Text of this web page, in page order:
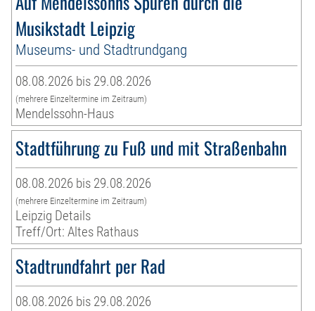
Musikstadt Leipzig
Museums- und Stadtrundgang
08.08.2026 bis 29.08.2026
(mehrere Einzeltermine im Zeitraum)
Mendelssohn-Haus
Stadtführung zu Fuß und mit Straßenbahn
08.08.2026 bis 29.08.2026
(mehrere Einzeltermine im Zeitraum)
Leipzig Details
Treff/Ort: Altes Rathaus
Stadtrundfahrt per Rad
08.08.2026 bis 29.08.2026